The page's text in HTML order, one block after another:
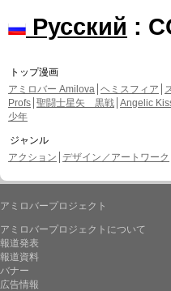
Русский :
トップ漫画
アミロバー Amilova ヘミスフィア
Profs 聖闘士星矢 黒戦 Angelic
少年
ジャンル
アクション デザイン／アートワーク
アミロバープロジェクト
アミロバープロジェクトについて
報道発表
報道資料
バナー
広告情報